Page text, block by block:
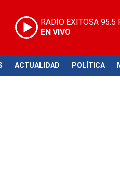
RADIO EXITOSA 95.5
EN VIVO
ACTUALIDAD POLÍTICA